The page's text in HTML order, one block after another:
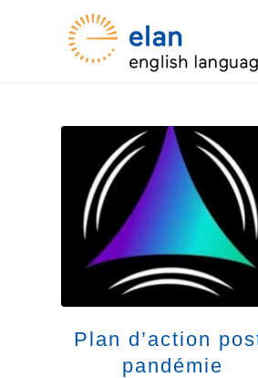
Plan d’action
pandémie